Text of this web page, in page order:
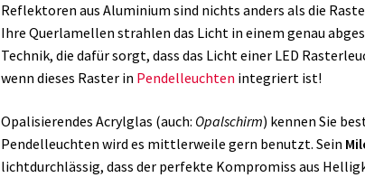
Reflektoren aus Aluminium sind nichts anders als die
Ihre Querlamellen strahlen das Licht in einem genau
Technik, die dafür sorgt, dass das Licht einer LED
wenn dieses Raster in Pendelleuchten integriert ist!
Opalisierendes Acrylglas (auch: Opalschirm) kennen Sie
Pendelleuchten wird es mittlerweile gern benutzt. Sein
lichtdurchlässig, dass der perfekte Kompromiss aus